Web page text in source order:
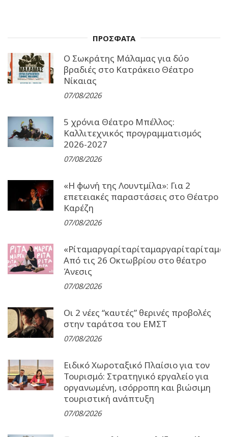
ΠΡΟΣΦΑΤΑ
Ο Σωκράτης Μάλαμας για δύο
βραδιές στο Κατράκειο Θέατρο
Νίκαιας
07/08/2026
5 χρόνια Θέατρο Μπέλλος:
Καλλιτεχνικός προγραμματισμός
2026-2027
07/08/2026
«Η φωνή της Λουντμίλα»: Για 2
επετειακές παραστάσεις στο Θέατρο
Καρέζη
07/08/2026
Από τις 26 Οκτωβρίου στο θέατρο
Άνεσις
07/08/2026
Οι 2 νέες “καυτές” θερινές προβολές
στην ταράτσα του ΕΜΣΤ
07/08/2026
Ειδικό Χωροταξικό Πλαίσιο για τον
Τουρισμό: Στρατηγικό εργαλείο για
οργανωμένη, ισόρροπη και βιώσιμη
τουριστική ανάπτυξη
07/08/2026